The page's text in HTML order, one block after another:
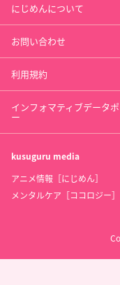
にじめんについて
お問い合わせ
利用規約
インフォマティブデータ
ー
kusuguru media
アニメ情報［にじめん］
メンタルケア［ココロジー］